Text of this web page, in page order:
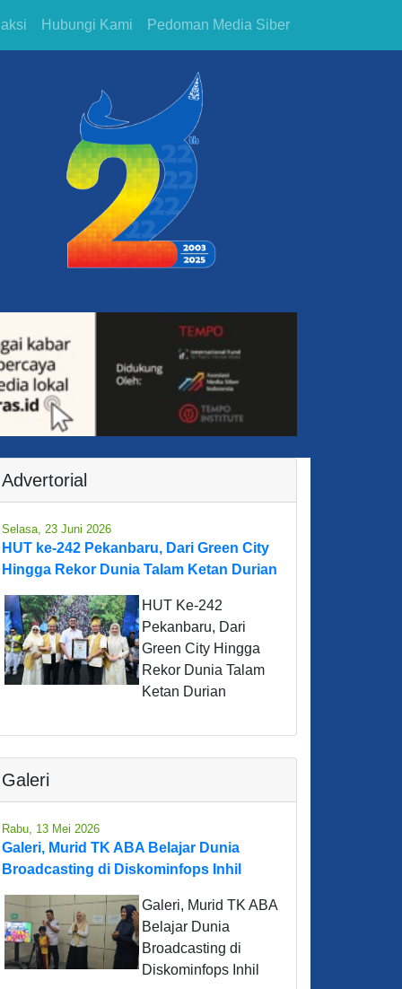
Hubungi Kami Pedoman Media Siber
Advertorial
Selasa, 23 Juni 2026
HUT ke-242 Pekanbaru, Dari Green City
Hingga Rekor Dunia Talam Ketan Durian
HUT Ke-242
Pekanbaru, Dari
Green City Hingga
Rekor Dunia Talam
Ketan Durian
Galeri
Rabu, 13 Mei 2026
Galeri, Murid TK ABA Belajar Dunia
Broadcasting di Diskominfops Inhil
Galeri, Murid TK ABA
Belajar Dunia
Broadcasting di
Diskominfops Inhil